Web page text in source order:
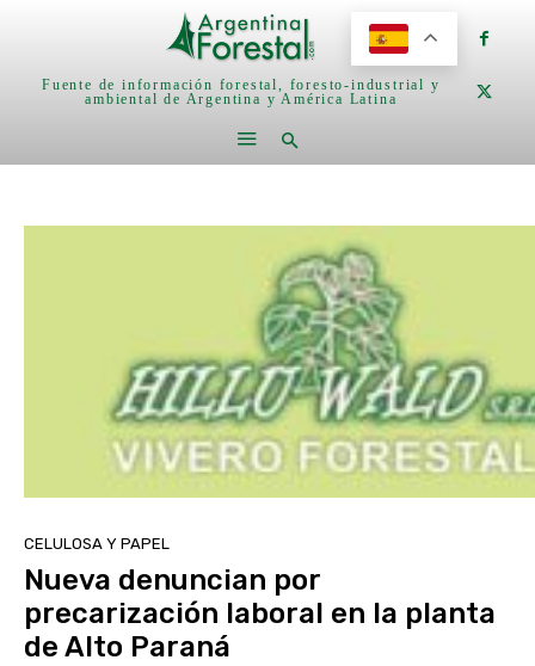
Fuente de información forestal, foresto-industrial y
ambiental de Argentina y América Latina
CELULOSA Y PAPEL
Nueva denuncian por
precarización laboral en la planta
de Alto Paraná